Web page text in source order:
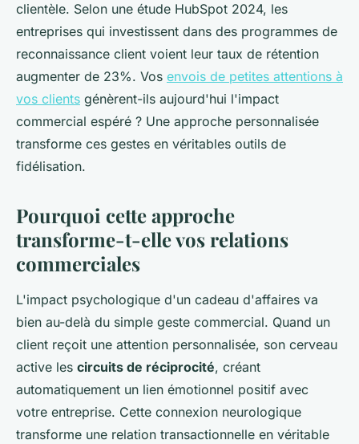
clientèle. Selon une étude HubSpot 2024, les
entreprises qui investissent dans des programmes de
reconnaissance client voient leur taux de rétention
augmenter de 23%. Vos envois de petites attentions à
vos clients génèrent-ils aujourd'hui l'impact
commercial espéré ? Une approche personnalisée
transforme ces gestes en véritables outils de
fidélisation.
Pourquoi cette approche
transforme-t-elle vos relations
commerciales
L'impact psychologique d'un cadeau d'affaires va
bien au-delà du simple geste commercial. Quand un
client reçoit une attention personnalisée, son cerveau
active les circuits de réciprocité, créant
automatiquement un lien émotionnel positif avec
votre entreprise. Cette connexion neurologique
transforme une relation transactionnelle en véritable